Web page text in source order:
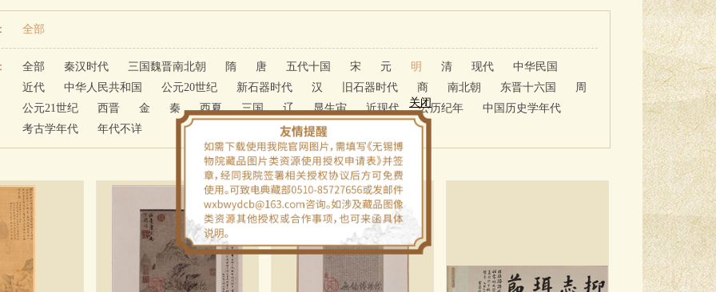
全部
全部 秦汉时代 三国魏晋南北朝 隋 唐 五代十国 宋 元 明 清 现代
中华民国
近代
中华人民共和国 公元20世纪 新石器时代 汉 旧石器时代 商 南北朝 东晋十六国
周
公元21世纪
西晋 金 秦 西夏 三国 辽 显生宙 近现代 公历纪年
中国历史学年代
考古学年代
年代不详